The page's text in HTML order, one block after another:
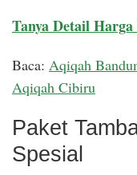
Tanya Detail Harga
Baca: Aqiqah
Aqiqah Cibiru
Paket
Spesial